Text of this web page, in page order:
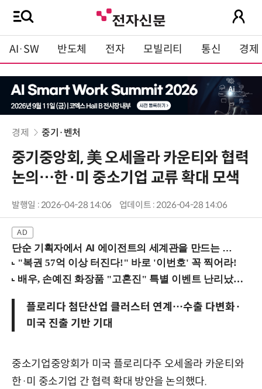
AI·SW 반도체 전자 모빌리티 통신 경제
경제 중기·벤처
중기중앙회, 美 오세올라 카운티와 협력
논의…한·미 중소기업 교류 확대 모색
발행일 : 2026-04-28 14:06 업데이트 : 2026-04-28 14:06
단순 기획자에서 AI 에이전트의 세계관을 만드는 지식 설계자로.. (8/20 강남역)
플로리다 첨단산업 클러스터 연계…수출 다변화·
미국 진출 기반 기대
중소기업중앙회가 미국 플로리다주 오세올라 카운티와
한·미 중소기업 간 협력 확대 방안을 논의했다.